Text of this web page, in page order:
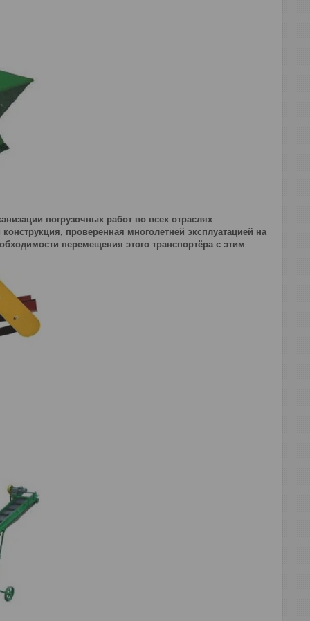
погрузочных работ во всех отраслях
проверенная многолетней эксплуатацией на
перемещения этого транспортёра с этим